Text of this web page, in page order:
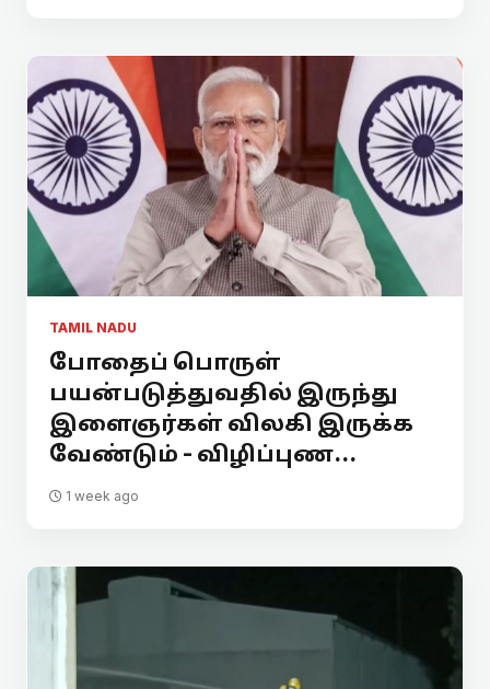
TAMIL NADU
போதைப் பொருள்
பயன்படுத்துவதில் இருந்து
இளைஞர்கள் விலகி இருக்க
வேண்டும் - விழிப்புண...
1 week ago